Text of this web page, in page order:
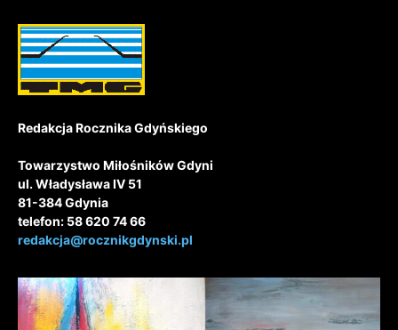
Redakcja Rocznika Gdyńskiego
Towarzystwo Miłośników Gdyni
ul. Władysława IV 51
81-384 Gdynia
telefon: 58 620 74 66
redakcja@rocznikgdynski.pl